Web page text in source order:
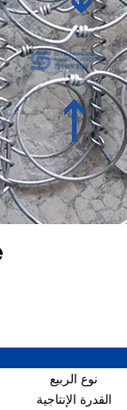
نوع الربيع
القدرة الإنتاجية